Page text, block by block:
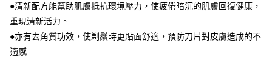
2.付款方式選擇「大哥付你分期」，訂單成立後會自動跳轉到大哥付的交易
流程，驗證手機門號後，選擇欲分期的期數、繳款截止日，確認付款後即完
成交易。
3.實際核准額度、可分期數及費用金額請依後續交易確認頁面所載為準。
4.訂單成立30分鐘內，如未前往確認交易或遇審核未通過，訂單將自動取
相關說明
【關於「AFTEE先享後付」】
AFTEE先享後付是「在收到商品之後才付款」的支付方式。 讓您購物簡單
１．簡單：不需註冊會員、不需綁卡、不需儲值。
ATM付款
●清新配方能幫助肌膚抵抗環境壓力，使疲倦暗沉的肌膚回復健康，
重現清新活力。
●亦有去角質功效，使剃鬚時更貼面舒適，預防刀片對皮膚造成的不
適感